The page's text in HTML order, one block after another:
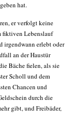
hat.
er verfolgt keine
fiktiven Lebenslauf
irgendwann erlebt oder
an der Haustür
Bäche fielen, als sie
Scholl und dem
Chancen und
durch die
gibt, und Freibäder,